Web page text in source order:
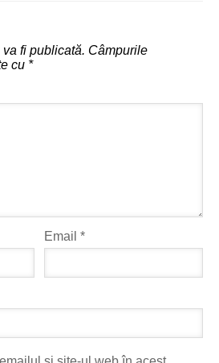
fi publicată. Câmpurile
cu *
Email*